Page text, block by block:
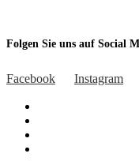
Folgen Sie uns auf Social
Facebook Instagram